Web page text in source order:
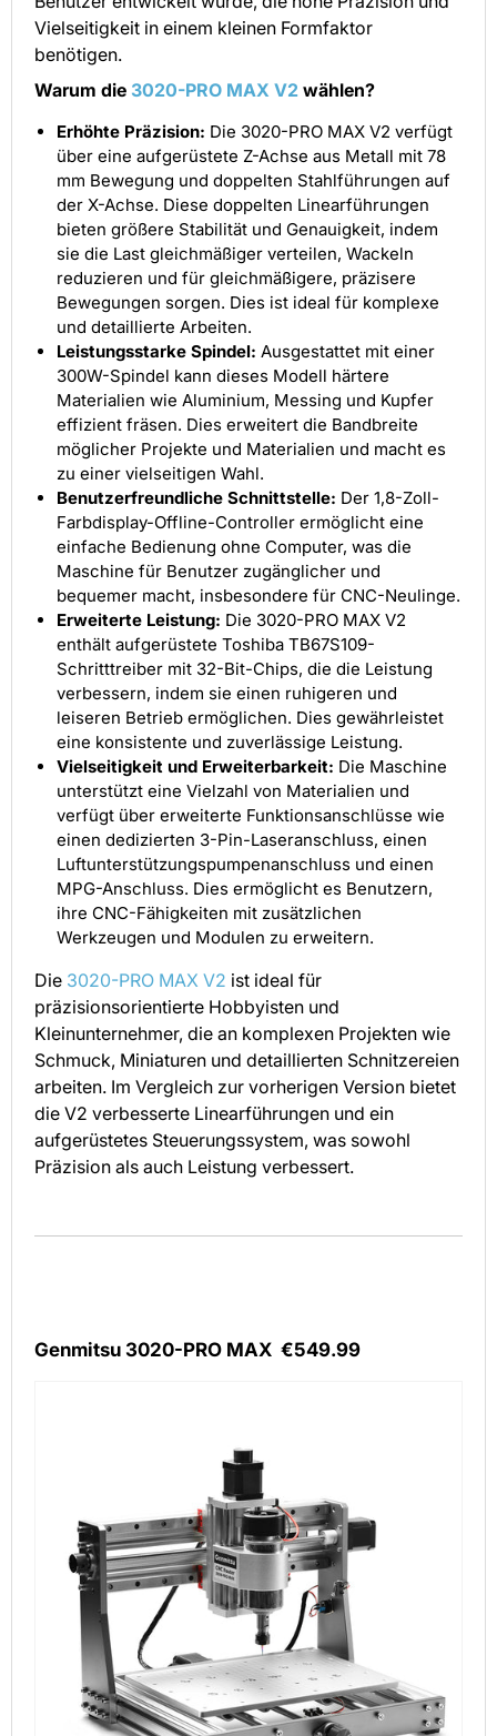
Vielseitigkeit in einem kleinen Formfaktor
benötigen.
Warum die 3020-PRO MAX V2 wählen?
Erhöhte Präzision: Die 3020-PRO MAX V2 verfügt
über eine aufgerüstete Z-Achse aus Metall mit 78
mm Bewegung und doppelten Stahlführungen auf
der X-Achse. Diese doppelten Linearführungen
bieten größere Stabilität und Genauigkeit, indem
sie die Last gleichmäßiger verteilen, Wackeln
reduzieren und für gleichmäßigere, präzisere
Bewegungen sorgen. Dies ist ideal für komplexe
und detaillierte Arbeiten.
Leistungsstarke Spindel: Ausgestattet mit einer
300W-Spindel kann dieses Modell härtere
Materialien wie Aluminium, Messing und Kupfer
effizient fräsen. Dies erweitert die Bandbreite
möglicher Projekte und Materialien und macht es
zu einer vielseitigen Wahl.
Benutzerfreundliche Schnittstelle: Der 1,8-Zoll-
Farbdisplay-Offline-Controller ermöglicht eine
einfache Bedienung ohne Computer, was die
Maschine für Benutzer zugänglicher und
bequemer macht, insbesondere für CNC-Neulinge.
Erweiterte Leistung: Die 3020-PRO MAX V2
enthält aufgerüstete Toshiba TB67S109-
Schritttreiber mit 32-Bit-Chips, die die Leistung
verbessern, indem sie einen ruhigeren und
leiseren Betrieb ermöglichen. Dies gewährleistet
eine konsistente und zuverlässige Leistung.
Vielseitigkeit und Erweiterbarkeit: Die Maschine
unterstützt eine Vielzahl von Materialien und
verfügt über erweiterte Funktionsanschlüsse wie
einen dedizierten 3-Pin-Laseranschluss, einen
Luftunterstützungspumpenanschluss und einen
MPG-Anschluss. Dies ermöglicht es Benutzern,
ihre CNC-Fähigkeiten mit zusätzlichen
Werkzeugen und Modulen zu erweitern.
Die 3020-PRO MAX V2 ist ideal für
präzisionsorientierte Hobbyisten und
Kleinunternehmer, die an komplexen Projekten wie
Schmuck, Miniaturen und detaillierten Schnitzereien
arbeiten. Im Vergleich zur vorherigen Version bietet
die V2 verbesserte Linearführungen und ein
aufgerüstetes Steuerungssystem, was sowohl
Präzision als auch Leistung verbessert.
Genmitsu 3020-PRO MAX €549.99